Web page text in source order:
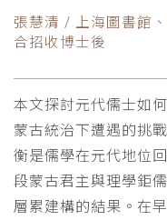
張慧清 / 上海圖書館
合招收博士後
本文探討元代儒士如
蒙古統治下遭遇的挑
衡是儒學在元代地位
段蒙古君主與理學鉅
層累建構的結果。在